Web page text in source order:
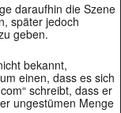
daraufhin die Szene
später jedoch
geben.
bekannt,
einen, dass es sich
schreibt, dass er
ungestümen Menge